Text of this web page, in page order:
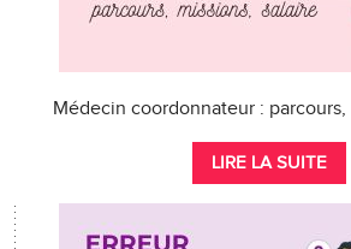
Médecin coordonnateur : parcours,
LIRE LA SUITE